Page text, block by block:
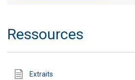
Ressources
Extraits